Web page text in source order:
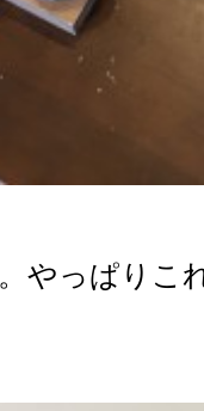
やっぱりこ